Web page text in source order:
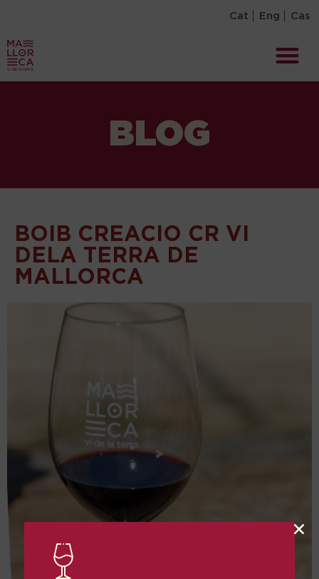
Cat Eng Cas
BLOG
BOIB CREACIO CR VI
DELA TERRA DE
MALLORCA